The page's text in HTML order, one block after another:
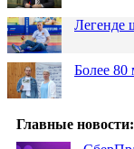
Легенде
Более 80
Главные новости: